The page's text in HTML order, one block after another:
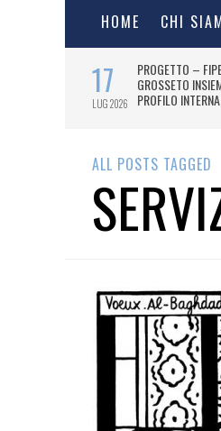
HOME CHI
17
LUG 2026
PROGETTO –
GROSSETO
PROFILO
ALL POSTS TAGGED